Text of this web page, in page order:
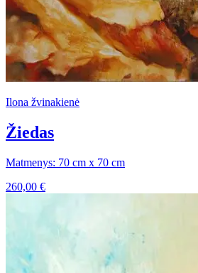
Ilona žvinakienė
Žiedas
Matmenys: 70 cm x 70 cm
260,00 €